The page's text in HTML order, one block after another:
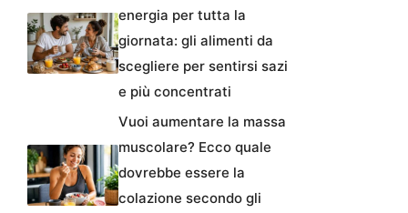
energia per tutta la
giornata: gli alimenti da
scegliere per sentirsi sazi
e più concentrati
Vuoi aumentare la massa
muscolare? Ecco quale
dovrebbe essere la
colazione secondo gli